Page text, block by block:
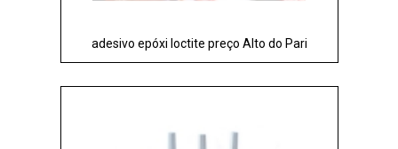
adesivo epóxi loctite preço Alto do Pari